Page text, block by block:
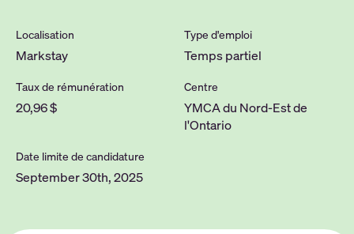
Localisation
Markstay
Type d'emploi
Temps partiel
Taux de rémunération
20,96 $
Centre
YMCA du Nord-Est de
l'Ontario
Date limite de candidature
September 30th, 2025